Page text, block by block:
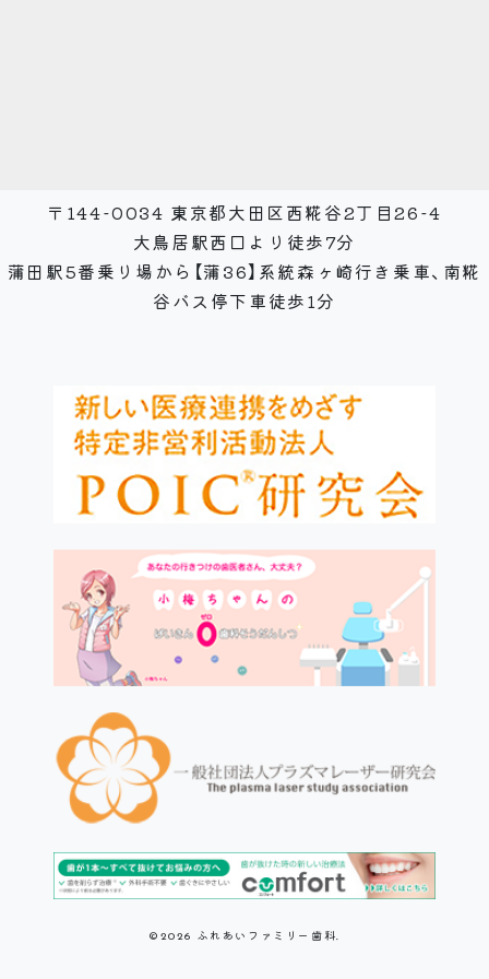
〒144-0034 東京都大田区西糀谷2丁目26-4
大鳥居駅西口より徒歩7分
蒲田駅5番乗り場から【蒲36】系統森ヶ崎行き乗車、南糀
谷バス停下車徒歩1分
©2026 ふれあいファミリー歯科.